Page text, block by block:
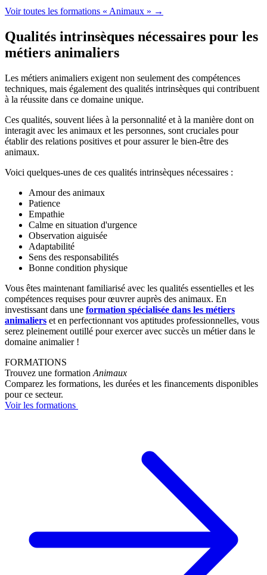
Voir toutes les formations « Animaux » →
Qualités intrinsèques nécessaires pour les
métiers animaliers
Les métiers animaliers exigent non seulement des compétences
techniques, mais également des qualités intrinsèques qui contribuent
à la réussite dans ce domaine unique.
Ces qualités, souvent liées à la personnalité et à la manière dont on
interagit avec les animaux et les personnes, sont cruciales pour
établir des relations positives et pour assurer le bien-être des
animaux.
Voici quelques-unes de ces qualités intrinsèques nécessaires :
Amour des animaux
Patience
Empathie
Calme en situation d'urgence
Observation aiguisée
Adaptabilité
Sens des responsabilités
Bonne condition physique
Vous êtes maintenant familiarisé avec les qualités essentielles et les
compétences requises pour œuvrer auprès des animaux. En
investissant dans une formation spécialisée dans les métiers
animaliers et en perfectionnant vos aptitudes professionnelles, vous
serez pleinement outillé pour exercer avec succès un métier dans le
domaine animalier !
FORMATIONS
Trouvez une formation Animaux
Comparez les formations, les durées et les financements disponibles
pour ce secteur.
Voir les formations